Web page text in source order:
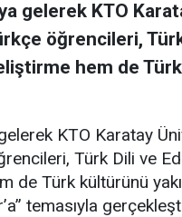
gelerek KTO
öğrencileri,
hem de
KTO Karatay
Türk Dili ve
de Türk kültürünü
temasıyla